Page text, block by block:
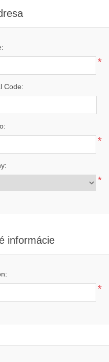
*
Code:
*
*
informácie
*